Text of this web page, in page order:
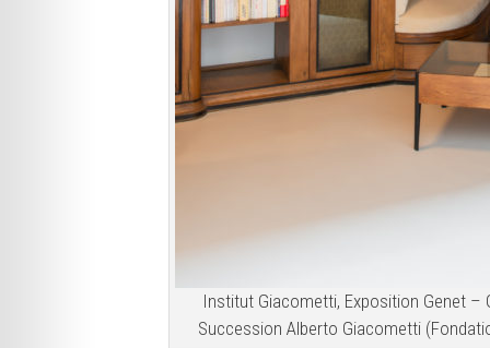
Institut Giacometti, Exposition Genet
Succession Alberto Giacometti